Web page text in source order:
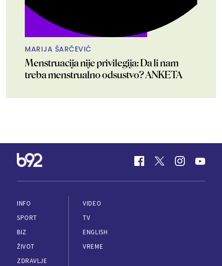
MARIJA ŠARČEVIĆ
Menstruacija nije privilegija: Da li nam
treba menstrualno odsustvo? ANKETA
INFO
SPORT
BIZ
ŽIVOT
ZDRAVLJE
VIDEO
TV
ENGLISH
VREME